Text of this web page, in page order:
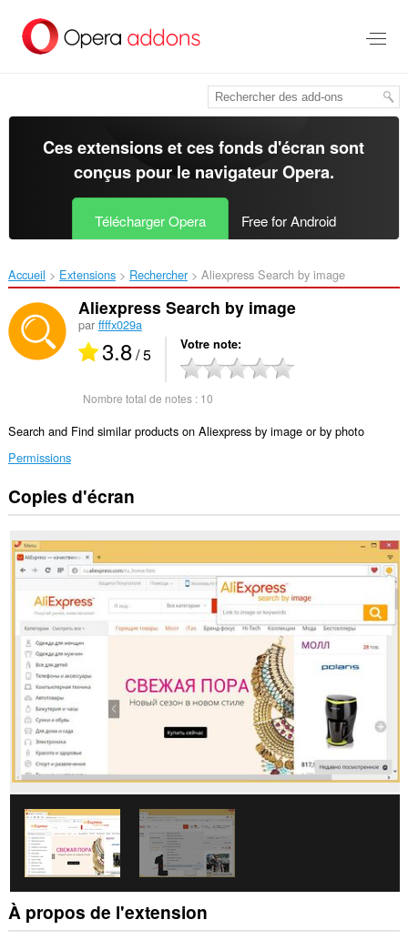
contenu
Ces extensions et ces fonds d'écran sont
conçus pour le navigateur Opera.
Télécharger Opera Free for Android
Accueil Extensions Rechercher Aliexpress Search by image‎
Aliexpress Search by image
par ffffx029a
3.8/ 5 Votre note
Nombre total de notes : 10
Search and Find similar products on Aliexpress by image or by photo
Permissions
Cette
extension
accéder
à
vos
données
certains
sites.
Copies d'écran
À propos de l'extension